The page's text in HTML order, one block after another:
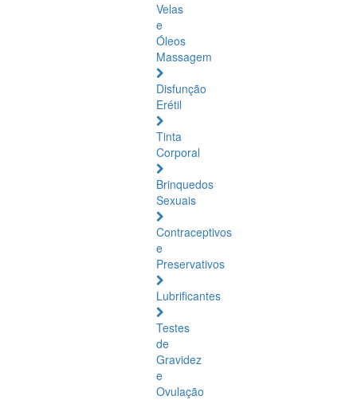
Velas
e
Óleos
Massagem
Disfunção
Erétil
Tinta
Corporal
Brinquedos
Sexuais
Contraceptivos
e
Preservativos
Lubrificantes
Testes
de
Gravidez
e
Ovulação